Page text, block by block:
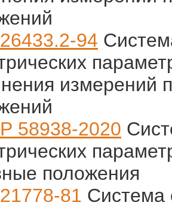
94
измерений
58938-2020
положения
81 Система